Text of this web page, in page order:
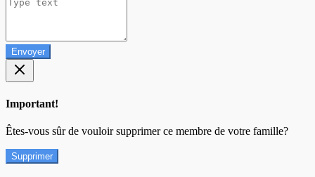
Envoyer
Important!
Êtes-vous sûr de vouloir supprimer ce membre de votre famille?
Supprimer